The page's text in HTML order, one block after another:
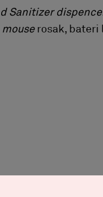
Sanitizer
mouserosak, bateri